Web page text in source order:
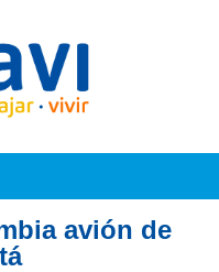
avión de